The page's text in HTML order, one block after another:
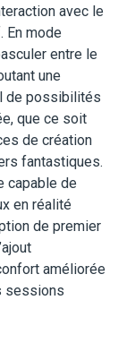
avec le
En mode
entre le
une
de possibilités
que ce soit
de création
fantastiques.
capable de
en réalité
de premier
améliorée
sessions